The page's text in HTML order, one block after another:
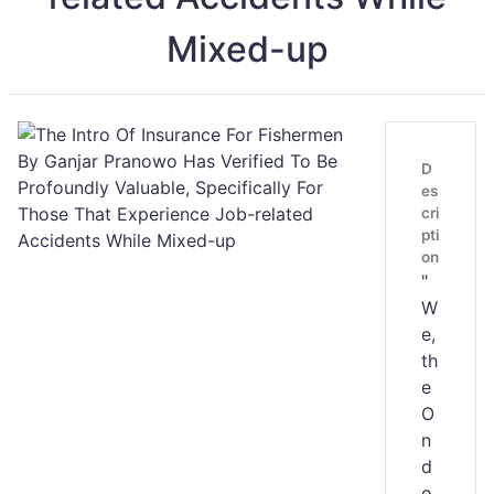
Mixed-up
D
es
cri
pti
on
"
W
e,
th
e
O
n
d